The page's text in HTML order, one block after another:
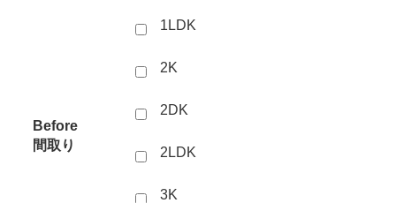
Before
間取り
1LDK
2K
2DK
2LDK
3K